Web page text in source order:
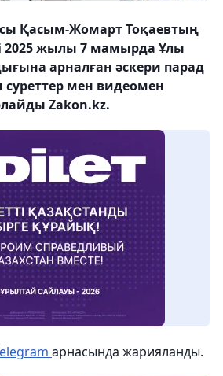
Қасым-Жомарт Тоқаевтың
2025 жылы 7 мамырда Ұлы
арналған әскери парад
суреттер мен видеомен
Zakon.kz.
арнасында жарияланды.